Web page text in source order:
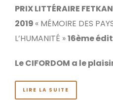
PRIX LITTÉRAIRE
2019 « MÉMOIRE DES
L’HUMANITÉ »16ème
Le CIFORDOM a le
LIRE LA SUITE